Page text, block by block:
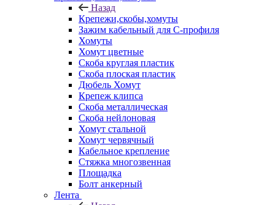
Назад
Крепежи,скобы,хомуты
Зажим кабельный для С-профиля
Хомуты
Хомут цветные
Скоба круглая пластик
Скоба плоская пластик
Дюбель Хомут
Крепеж клипса
Скоба металлическая
Скоба нейлоновая
Хомут стальной
Хомут червячный
Кабельное крепление
Стяжка многозвенная
Площадка
Болт анкерный
Лента